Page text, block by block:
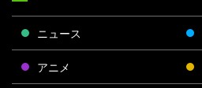
ニュース
アニメ